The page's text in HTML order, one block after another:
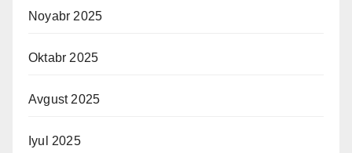
Noyabr 2025
Oktabr 2025
Avgust 2025
Iyul 2025